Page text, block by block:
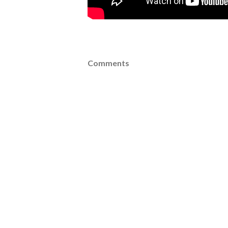
Comments